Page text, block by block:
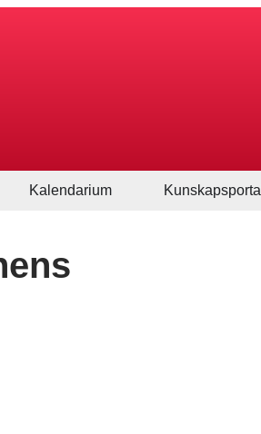
Kalendarium Kunskapsportal